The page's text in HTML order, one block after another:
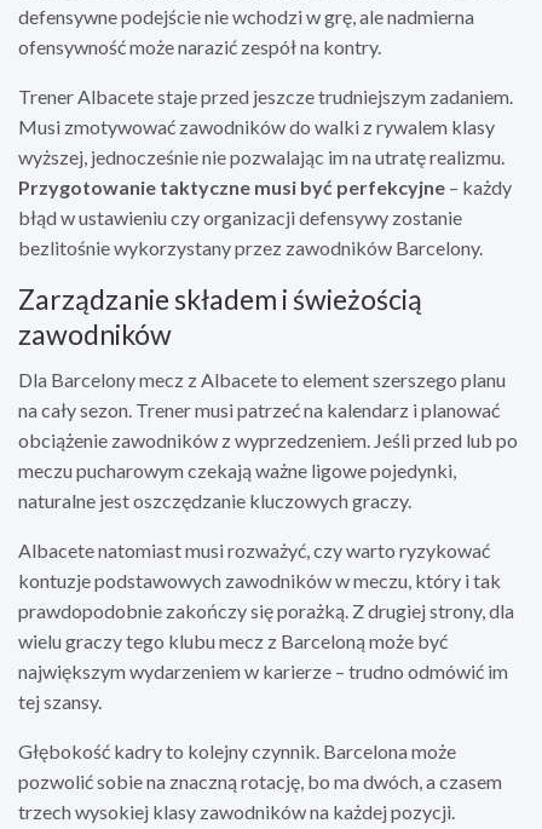
defensywne podejście nie wchodzi w grę, ale nadmierna
ofensywność może narazić zespół na kontry.
Trener Albacete staje przed jeszcze trudniejszym zadaniem.
Musi zmotywować zawodników do walki z rywalem klasy
wyższej, jednocześnie nie pozwalając im na utratę realizmu.
Przygotowanie taktyczne musi być perfekcyjne – każdy
błąd w ustawieniu czy organizacji defensywy zostanie
bezlitośnie wykorzystany przez zawodników Barcelony.
Zarządzanie składem i świeżością
zawodników
Dla Barcelony mecz z Albacete to element szerszego planu
na cały sezon. Trener musi patrzeć na kalendarz i planować
obciążenie zawodników z wyprzedzeniem. Jeśli przed lub po
meczu pucharowym czekają ważne ligowe pojedynki,
naturalne jest oszczędzanie kluczowych graczy.
Albacete natomiast musi rozważyć, czy warto ryzykować
kontuzje podstawowych zawodników w meczu, który i tak
prawdopodobnie zakończy się porażką. Z drugiej strony, dla
wielu graczy tego klubu mecz z Barceloną może być
największym wydarzeniem w karierze – trudno odmówić im
tej szansy.
Głębokość kadry to kolejny czynnik. Barcelona może
pozwolić sobie na znaczną rotację, bo ma dwóch, a czasem
trzech wysokiej klasy zawodników na każdej pozycji.